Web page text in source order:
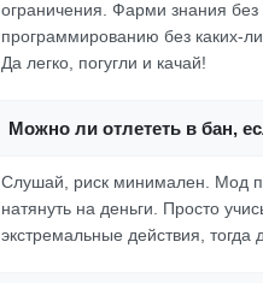
ограничения. Фарми знания
программированию без каких-
Да легко, погугли и качай!
Можно ли отлететь в бан,
Слушай, риск минимален. Мод
натянуть на деньги. Просто
экстремальные действия, тогда